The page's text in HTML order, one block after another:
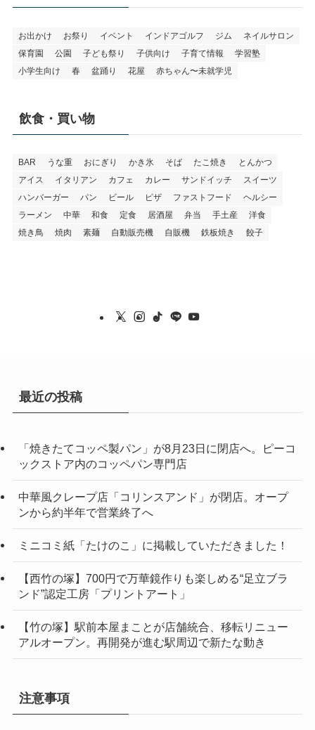
お出かけ お祭り イベント インドアゴルフ ジム
ネイルサロン
保育園
公園 子ども祭り 子供向け 子育て情報
学習塾
小学生向け
春 盆踊り 花屋 赤ちゃん〜未就学児
飲食・買い物
BAR うな重 おにぎり かき氷 そば たこ焼き
とんかつ
アイス
イタリアン カフェ カレー サンドイッチ
スイーツ
ハンバーガー
パン ビール ピザ ファストフード
ヘルシー
ラーメン
中華 和食 定食 居酒屋 弁当 手土産
洋食
焼き鳥
焼肉 素麺 自動販売機 自販機 鉄板焼き 餃子
最近の投稿
「焼きたてコッペ製パン」が8月23日に閉店へ。ピーコ
ックストア内のコッペパン専門店
中華風クレープ店「コリンスアンド」が閉店。オープ
ンから約半年で営業終了へ
ミニコミ紙「たけのこ」に掲載していただきました！
【西竹の塚】700円で万華鏡作りも楽しめる“足立ブラ
ンド”認定工房「プリントアート」
【竹の塚】駅前本屋まことが店舗統合、移転リニュー
アルオープン。再開発が進む駅周辺で新たな動き
注意事項